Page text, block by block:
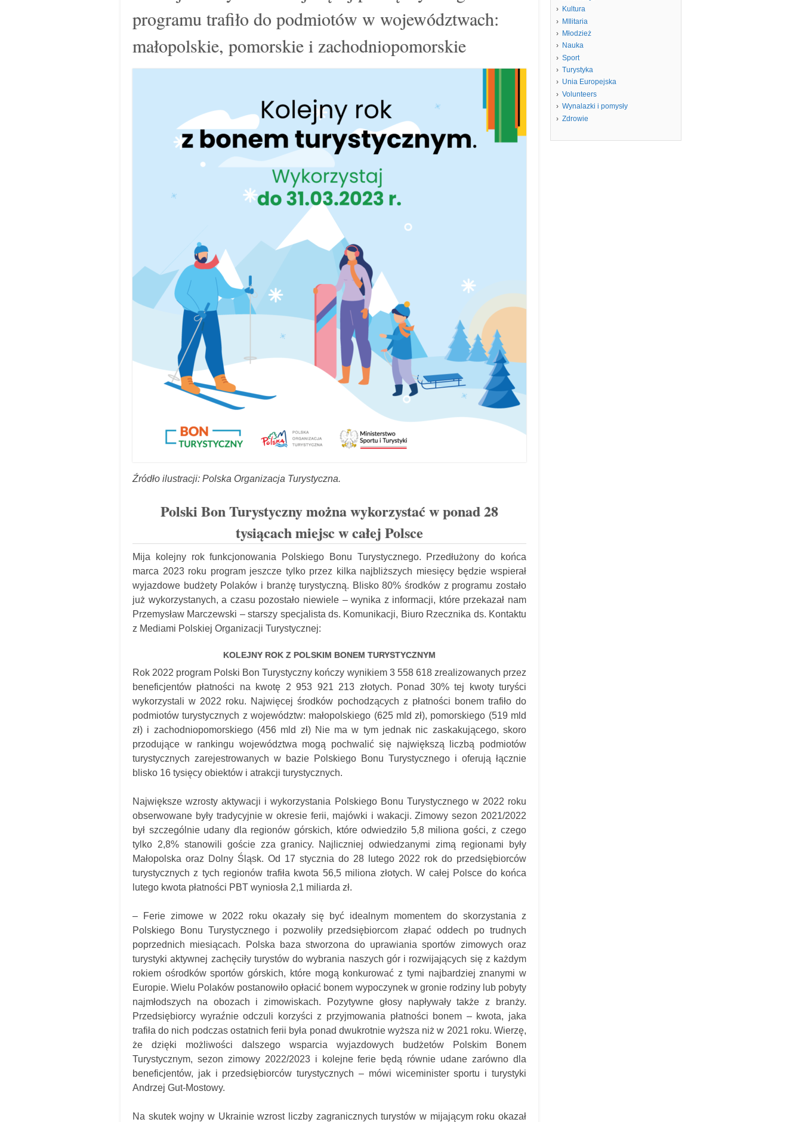
programu trafiło do podmiotów w województwach:
małopolskie, pomorskie i zachodniopomorskie
Źródło ilustracji: Polska Organizacja Turystyczna.
Polski Bon Turystyczny można wykorzystać w ponad 28
tysiącach miejsc w całej Polsce
Mija kolejny rok funkcjonowania Polskiego Bonu Turystycznego. Przedłużony do końca
marca 2023 roku program jeszcze tylko przez kilka najbliższych miesięcy będzie wspierał
wyjazdowe budżety Polaków i branżę turystyczną. Blisko 80% środków z programu zostało
już wykorzystanych, a czasu pozostało niewiele – wynika z informacji, które przekazał nam
Przemysław Marczewski – starszy specjalista ds. Komunikacji, Biuro Rzecznika ds. Kontaktu
z Mediami Polskiej Organizacji Turystycznej:
KOLEJNY ROK Z POLSKIM BONEM TURYSTYCZNYM
Rok 2022 program Polski Bon Turystyczny kończy wynikiem 3 558 618 zrealizowanych przez
beneficjentów płatności na kwotę 2 953 921 213 złotych. Ponad 30% tej kwoty turyści
wykorzystali w 2022 roku. Najwięcej środków pochodzących z płatności bonem trafiło do
podmiotów turystycznych z województw: małopolskiego (625 mld zł), pomorskiego (519 mld
zł) i zachodniopomorskiego (456 mld zł) Nie ma w tym jednak nic zaskakującego, skoro
przodujące w rankingu województwa mogą pochwalić się największą liczbą podmiotów
turystycznych zarejestrowanych w bazie Polskiego Bonu Turystycznego i oferują łącznie
blisko 16 tysięcy obiektów i atrakcji turystycznych.
Największe wzrosty aktywacji i wykorzystania Polskiego Bonu Turystycznego w 2022 roku
obserwowane były tradycyjnie w okresie ferii, majówki i wakacji. Zimowy sezon 2021/2022
był szczególnie udany dla regionów górskich, które odwiedziło 5,8 miliona gości, z czego
tylko 2,8% stanowili goście zza granicy. Najliczniej odwiedzanymi zimą regionami były
Małopolska oraz Dolny Śląsk. Od 17 stycznia do 28 lutego 2022 rok do przedsiębiorców
turystycznych z tych regionów trafiła kwota 56,5 miliona złotych. W całej Polsce do końca
lutego kwota płatności PBT wyniosła 2,1 miliarda zł.
– Ferie zimowe w 2022 roku okazały się być idealnym momentem do skorzystania z
Polskiego Bonu Turystycznego i pozwoliły przedsiębiorcom złapać oddech po trudnych
poprzednich miesiącach. Polska baza stworzona do uprawiania sportów zimowych oraz
turystyki aktywnej zachęciły turystów do wybrania naszych gór i rozwijających się z każdym
rokiem ośrodków sportów górskich, które mogą konkurować z tymi najbardziej znanymi w
Europie. Wielu Polaków postanowiło opłacić bonem wypoczynek w gronie rodziny lub pobyty
najmłodszych na obozach i zimowiskach. Pozytywne głosy napływały także z branży.
Przedsiębiorcy wyraźnie odczuli korzyści z przyjmowania płatności bonem – kwota, jaka
trafiła do nich podczas ostatnich ferii była ponad dwukrotnie wyższa niż w 2021 roku. Wierzę,
że dzięki możliwości dalszego wsparcia wyjazdowych budżetów Polskim Bonem
Turystycznym, sezon zimowy 2022/2023 i kolejne ferie będą równie udane zarówno dla
beneficjentów, jak i przedsiębiorców turystycznych – mówi wiceminister sportu i turystyki
Andrzej Gut-Mostowy.
Na skutek wojny w Ukrainie wzrost liczby zagranicznych turystów w mijającym roku okazał
Kultura
MIlitaria
Młodzież
Nauka
Sport
Turystyka
Unia Europejska
Volunteers
Wynalazki i pomysły
Zdrowie